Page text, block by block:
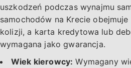
uszkodzeń podczas wynajmu
samochodów na Krecie
kolizji, a karta kredytowa lub
wymagana jako gwarancja.
Wiek kierowcy: Wymagany